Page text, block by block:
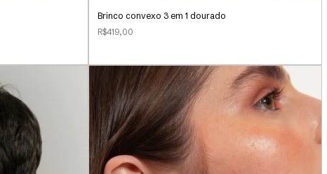
Brinco convexo 3 em 1 dourado
R$419,00